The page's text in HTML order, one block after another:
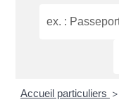
Accueil particuliers >